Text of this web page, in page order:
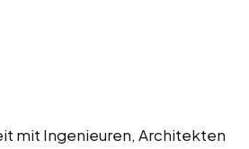
mit Ingenieuren, Architekten